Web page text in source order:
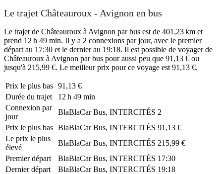
Le trajet Châteauroux - Avignon en bus
Le trajet de Châteauroux à Avignon par bus est de 401,23 km et
prend 12 h 49 min. Il y a 2 connexions par jour, avec le premier
départ au 17:30 et le dernier au 19:18. Il est possible de voyager de
Châteauroux à Avignon par bus pour aussi peu que 91,13 € ou
jusqu'à 215,99 €. Le meilleur prix pour ce voyage est 91,13 €.
Prix ​​le plus bas 91,13 €
Durée du trajet
12 h 49 min
Connexion par
jour
BlaBlaCar Bus, INTERCITÉS 2
Prix ​​le plus bas BlaBlaCar Bus, INTERCITÉS 91,13 €
Le prix le plus
élevé
BlaBlaCar Bus, INTERCITÉS 215,99 €
Premier départ
BlaBlaCar Bus, INTERCITÉS 17:30
Dernier départ
BlaBlaCar Bus, INTERCITÉS 19:18